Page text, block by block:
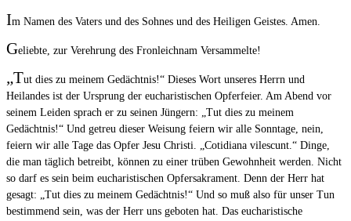
Im Namen des Vaters und des Sohnes und des Heiligen Geistes. Amen.
Geliebte, zur Verehrung des Fronleichnam Versammelte!
„Tut dies zu meinem Gedächtnis!“ Dieses Wort unseres Herrn und
Heilandes ist der Ursprung der eucharistischen Opferfeier. Am Abend vor
seinem Leiden sprach er zu seinen Jüngern: „Tut dies zu meinem
Gedächtnis!“ Und getreu dieser Weisung feiern wir alle Sonntage, nein,
feiern wir alle Tage das Opfer Jesu Christi. „Cotidiana vilescunt.“ Dinge,
die man täglich betreibt, können zu einer trüben Gewohnheit werden. Nicht
so darf es sein beim eucharistischen Opfersakrament. Denn der Herr hat
gesagt: „Tut dies zu meinem Gedächtnis!“ Und so muß also für unser Tun
bestimmend sein, was der Herr uns geboten hat. Das eucharistische